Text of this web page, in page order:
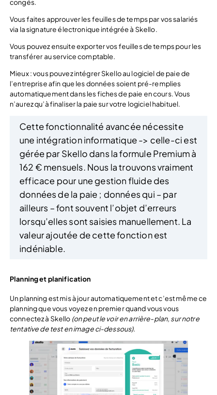
congés.
Vous faites approuver les feuilles de temps par vos salariés
via la signature électronique intégrée à Skello.
Vous pouvez ensuite exporter vos feuilles de temps pour les
transférer au service comptable.
Mieux : vous pouvez intégrer Skello au logiciel de paie de
l’entreprise afin que les données soient pré-remplies
automatiquement dans les fiches de paie en cours. Vous
n’aurez qu’à finaliser la paie sur votre logiciel habituel.
Cette fonctionnalité avancée nécessite
une intégration informatique -> celle-ci est
gérée par Skello dans la formule Premium à
162 € mensuels. Nous la trouvons vraiment
efficace pour une gestion fluide des
données de la paie ; données qui – par
ailleurs – font souvent l’objet d’erreurs
lorsqu’elles sont saisies manuellement. La
valeur ajoutée de cette fonction est
indéniable.
Planning et planification
Un planning est mis à jour automatiquement et c’est même ce
planning que vous voyez en premier quand vous vous
connectez à Skello (on peut le voir en arrière-plan, sur notre
tentative de test en image ci-dessous).